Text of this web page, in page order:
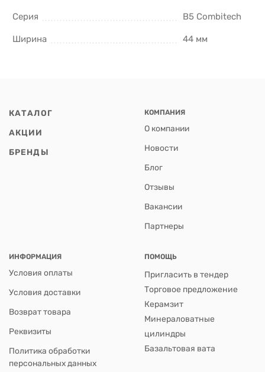
Серия B5 Combitech
Ширина 44 мм
КАТАЛОГ
АКЦИИ
БРЕНДЫ
КОМПАНИЯ
О компании
Новости
Блог
Отзывы
Вакансии
Партнеры
ИНФОРМАЦИЯ
Условия оплаты
Условия доставки
Возврат товара
Реквизиты
Политика обработки
персональных данных
ПОМОЩЬ
Пригласить в тендер
Торговое предложение
Керамзит
Минераловатные
цилиндры
Базальтовая вата